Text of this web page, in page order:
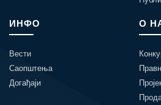
ИНФО
Вести
Саопштења
Догађаји
О